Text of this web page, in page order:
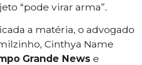
“pode virar arma”.
a matéria, o advogado
Cinthya Name
Grande News e